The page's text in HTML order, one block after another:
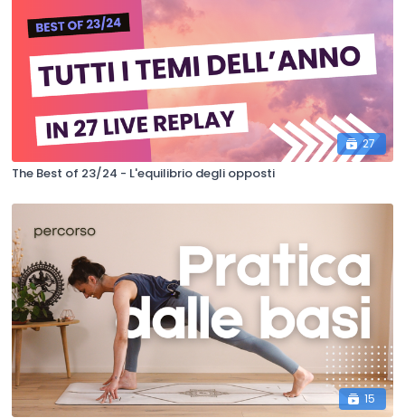
27
The Best of 23/24 - L'equilibrio degli opposti
15